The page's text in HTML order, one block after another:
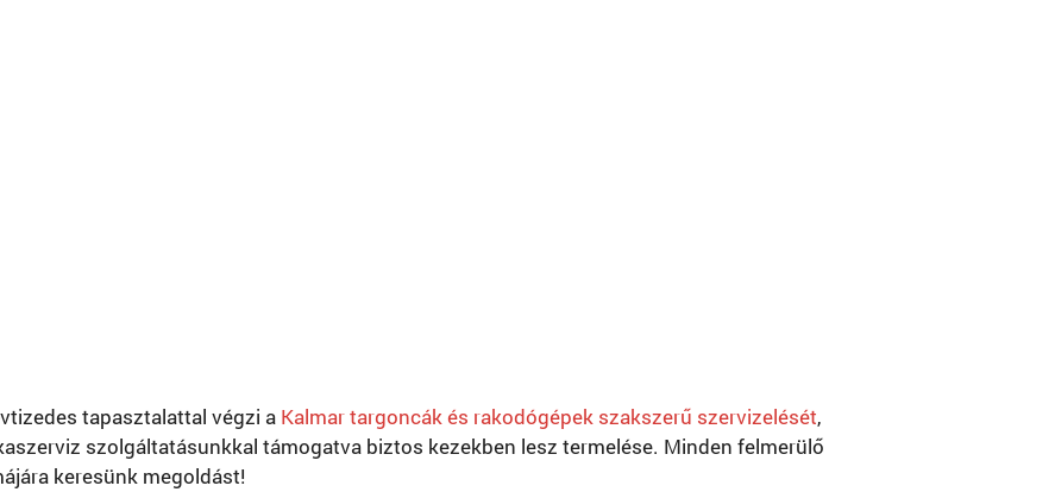
tapasztalattal végzi a Kalmar targoncák és rakodógépek szakszerű szervizelését,
szolgáltatásunkkal támogatva biztos kezekben lesz termelése. Minden felmerülő
keresünk megoldást!